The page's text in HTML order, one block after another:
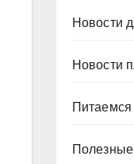
Новости
Новости